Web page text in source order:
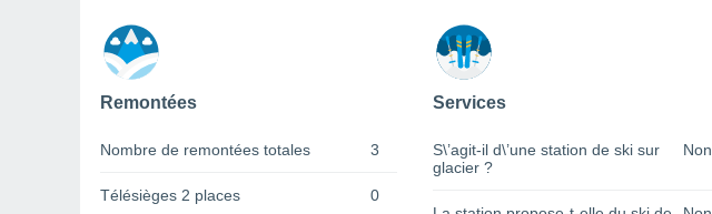
Remontées
Nombre de remontées totales 3
Télésièges 2 places 0
Services
S\’agit-il d\’une station de ski sur
glacier ?
Non